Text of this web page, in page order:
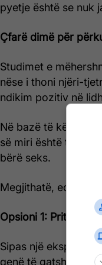
pyetje është se nuk
Çfarë dimë për
Studimet e
nëse i thoni njëri-
ndikim pozitiv në
Në bazë të këtij
së miri është të
bërë seks.
Megjithatë, edhe
Opsioni 1: Pritni disa
Sipas një eksperti,
qenë të gatshëm të